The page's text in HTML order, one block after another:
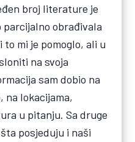
broj literature je
parcijalno obrađivala
mi je pomoglo, ali u
na svoja
sam dobio na
na lokacijama,
u pitanju. Sa druge
posjeduju i naši